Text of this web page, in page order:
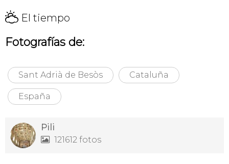
H El tiempo
Fotografías de:
Sant Adrià de Besòs Cataluña
España
Pili
 121612 fotos